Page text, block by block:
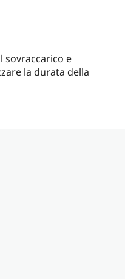
sovraccarico e
la durata della